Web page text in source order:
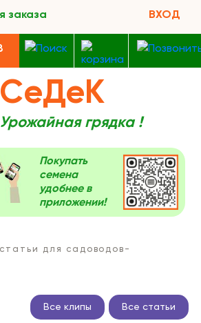
заказа ВХОД
СеДеК
Урожайная грядка !
Покупать
семена
удобнее в
приложении!
для садоводов-
Все клипы Все статьи